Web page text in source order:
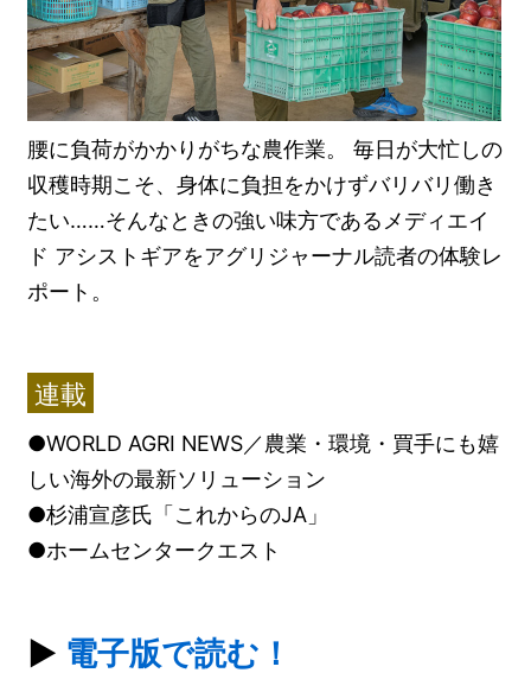
腰に負荷がかかりがちな農作業。 毎日が大忙しの
収穫時期こそ、身体に負担をかけずバリバリ働き
たい……そんなときの強い味方であるメディエイ
ド アシストギアをアグリジャーナル読者の体験レ
ポート。
連載
●WORLD AGRI NEWS／農業・環境・買手にも嬉
しい海外の最新ソリューション
●杉浦宣彦氏「これからのJA」
●ホームセンタークエスト
▶ 電子版で読む！